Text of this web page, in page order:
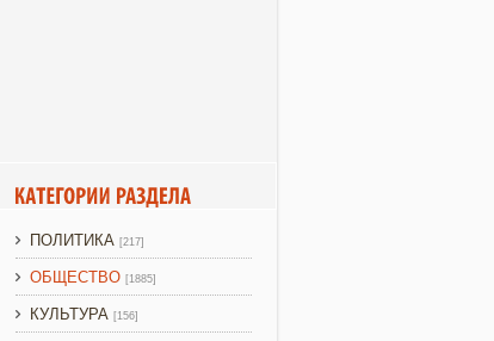
ПОЛИТИКА [217]
ОБЩЕСТВО [1885]
КУЛЬТУРА [156]